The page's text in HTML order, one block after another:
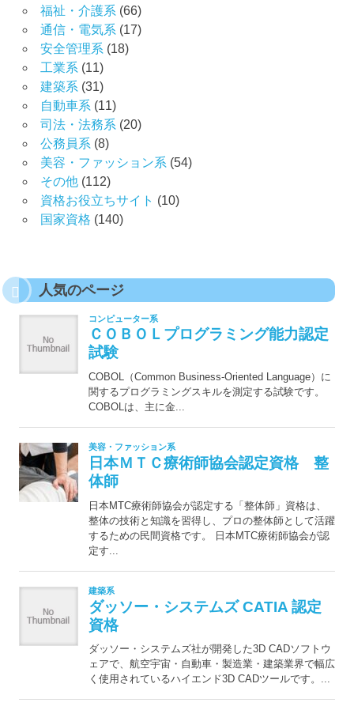
福祉・介護系 (66)
通信・電気系 (17)
安全管理系 (18)
工業系 (11)
建築系 (31)
自動車系 (11)
司法・法務系 (20)
公務員系 (8)
美容・ファッション系 (54)
その他(112)
資格お役立ちサイト (10)
国家資格 (140)
人気のページ